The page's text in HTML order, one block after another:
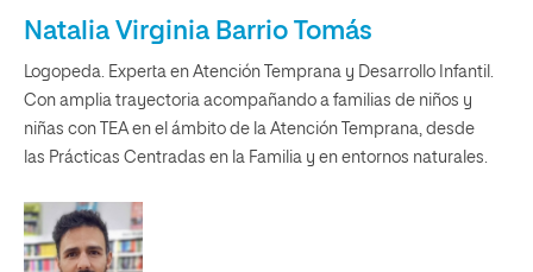
Natalia Virginia Barrio Tomás
Logopeda. Experta en Atención Temprana y Desarrollo Infantil.
Con amplia trayectoria acompañando a familias de niños y
niñas con TEA en el ámbito de la Atención Temprana, desde
las Prácticas Centradas en la Familia y en entornos naturales.